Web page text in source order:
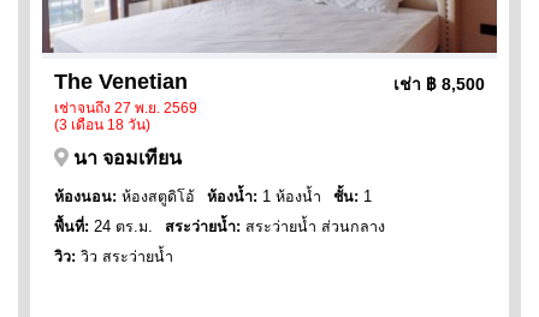
The Venetian
เช่าจนถึง 27 พ.ย. 2569
(3 เดือน 18 วัน)
เช่า ฿ 8,500
นา จอมเทียน
ห้องนอน: ห้องสตูดิโอ้ ห้องน้ำ: 1 ห้องน้ำ ชั้น: 1
พื้นที่: 24 ตร.ม. สระว่ายน้ำ: สระว่ายน้ำ ส่วนกลาง
วิว: วิว สระว่ายน้ำ